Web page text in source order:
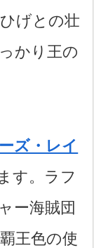
げとの壮
かり王の
ズ・レイ
す。ラフ
ー海賊団
王色の使